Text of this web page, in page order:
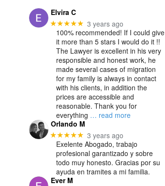
Elvira C
★★★★★ 3 years ago
100% recommended! If I could give
it more than 5 stars I would do it !!
The Lawyer is excellent in his very
responsible and honest work, he
made several cases of migration
for my family is always in contact
with his clients, in addition the
prices are accessible and
reasonable. Thank you for
everything … read more
Orlando M
★★★★★ 3 years ago
Exelente Abogado, trabajo
profesional garantizado y sobre
todo muy honesto. Gracias por su
ayuda en tramites a mi familia.
Ever M